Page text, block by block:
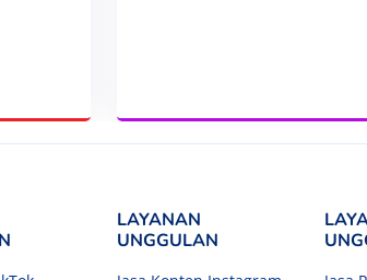
LAYANAN
UNGGULAN